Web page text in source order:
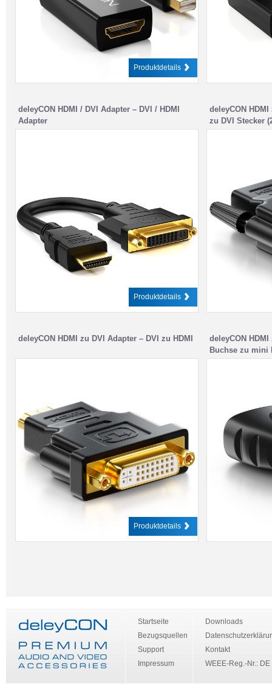
Produktdetails
deleyCON HDMI / DVI Adapter – DVI / HDMI
Adapter
Produktdetails
deleyCON
zu DVI Stecker
– Schwarz
deleyCON HDMI zu DVI Adapter – DVI zu HDMI
Produktdetails
deleyCON
Buchse zu mini
Startseite
Bezugsquellen
Support
Impressum
Downloads
Kontakt
WEEE-Reg.-Nr.: